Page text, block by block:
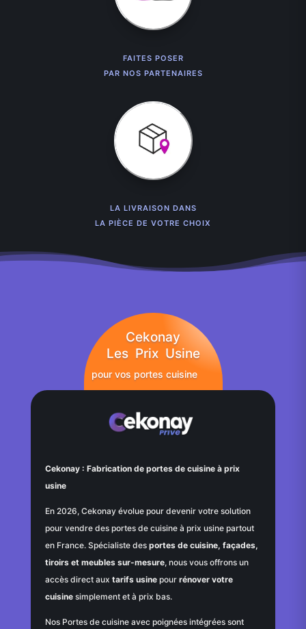
FAITES POSER
PAR NOS PARTENAIRES
LA LIVRAISON DANS
LA PIÈCE DE VOTRE CHOIX
Cekonay
Les Prix Usine
pour vos portes cuisine
Cekonay : Fabrication de portes de cuisine à prix
usine
En 2026, Cekonay évolue pour devenir votre solution
pour vendre des portes de cuisine à prix usine partout
en France. Spécialiste des portes de cuisine, façades,
tiroirs et meubles sur-mesure, nous vous offrons un
accès direct aux tarifs usinepour rénover votre
cuisinesimplement et à prix bas.
Nos Portes de cuisine avec poignées intégrées sont